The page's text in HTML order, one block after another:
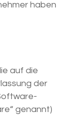
haben
auf die
der
genannt)